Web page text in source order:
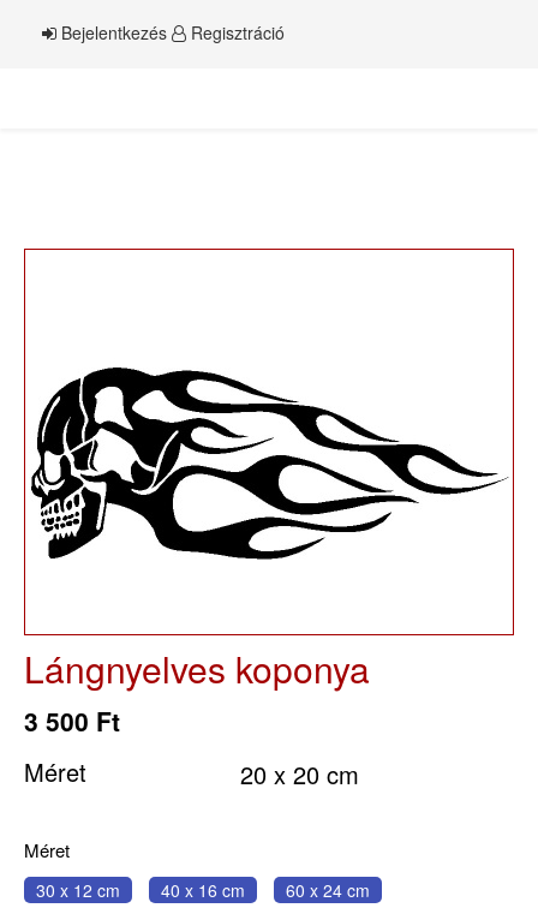
Bejelentkezés Regisztráció
Lángnyelves koponya
3 500 Ft
Méret 20 x 20 cm
Méret
30 x 12 cm 40 x 16 cm
60 x 24 cm